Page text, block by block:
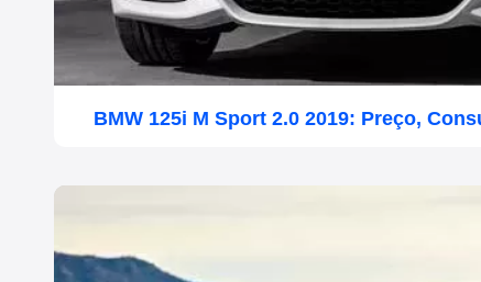
BMW 125i M Sport 2.0 2019: Preço,